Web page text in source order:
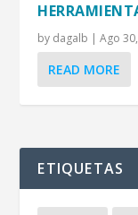
by dagalb |Ago
READ MORE
ETIQUETAS